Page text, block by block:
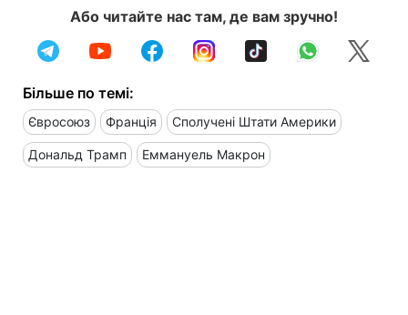
Або читайте нас там, де вам зручно!
Більше по темі:
Євросоюз Франція Сполучені Штати Америки
Дональд Трамп Еммануель Макрон